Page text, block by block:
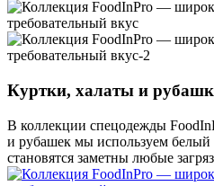
Куртки, халаты и
В коллекции спецодежды
и рубашек мы используем
становятся заметны любые